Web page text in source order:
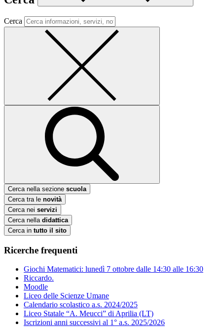
Cerca
Cerca nella sezione scuola
Cerca tra le novità
Cerca nei servizi
Cerca nella didattica
Cerca in tutto il sito
Ricerche frequenti
Giochi Matematici: lunedì 7 ottobre dalle 14:30 alle 16:30
Riccardo.
Moodle
Liceo delle Scienze Umane
Calendario scolastico a.s. 2024/2025
Liceo Statale “A. Meucci” di Aprilia (LT)
Iscrizioni anni successivi al 1° a.s. 2025/2026